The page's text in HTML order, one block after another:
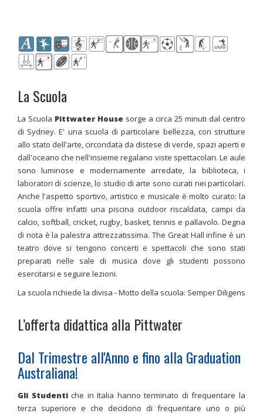
La Scuola
La Scuola Pittwater House sorge a circa 25 minuti dal centro
di Sydney. E' una scuola di particolare bellezza, con strutture
allo stato dell'arte, circondata da distese di verde, spazi aperti e
dall'oceano che nell'insieme regalano viste spettacolari. Le aule
sono luminose e modernamente arredate, la biblioteca, i
laboratori di scienze, lo studio di arte sono curati nei particolari.
Anche l'aspetto sportivo, artistico e musicale è molto curato: la
scuola offre infatti una piscina outdoor riscaldata, campi da
calcio, softball, cricket, rugby, basket, tennis e pallavolo. Degna
di nota è la palestra attrezzatissima. The Great Hall infine è un
teatro dove si tengono concerti e spettacoli che sono stati
preparati nelle sale di musica dove gli studenti possono
esercitarsi e seguire lezioni.
La scuola richiede la divisa - Motto della scuola: Semper Diligens
L’offerta didattica alla Pittwater
Dal Trimestre all'Anno e fino alla Graduation
Australiana!
Gli Studentiche in Italia hanno terminato di frequentare la
terza superiore e che decidono di frequentare uno o più